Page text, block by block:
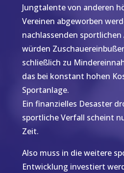
Jungtalente von anderen
Vereinen abgeworben
nachlassenden
würden
schließlich zu
das bei konstant hohen
Sportanlage.
Ein finanzielles Desaster
sportliche Verfall scheint
Zeit.
Also muss in die weitere
Entwicklung investiert